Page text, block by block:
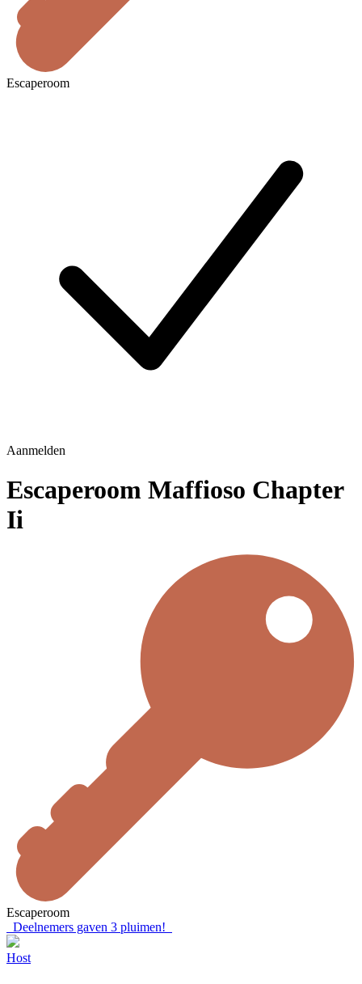
Escaperoom
Aanmelden
Escaperoom Maffioso Chapter
Ii
Escaperoom
Deelnemers gaven 3 pluimen!
Host